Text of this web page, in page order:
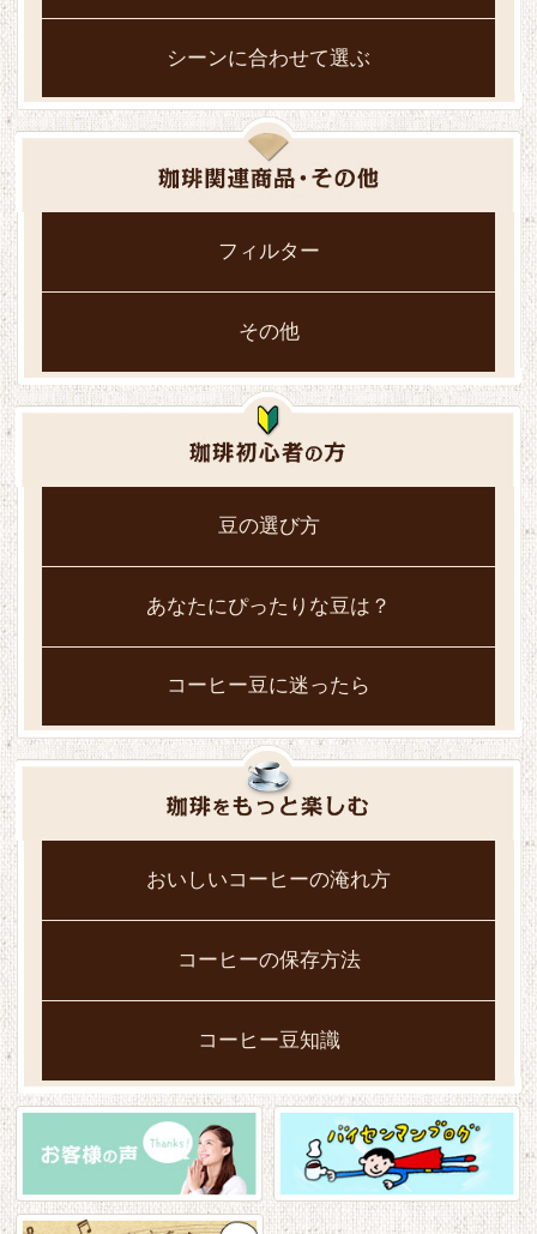
シーンに合わせて選ぶ
フィルター
その他
豆の選び方
あなたにぴったりな豆は？
コーヒー豆に迷ったら
おいしいコーヒーの淹れ方
コーヒーの保存方法
コーヒー豆知識